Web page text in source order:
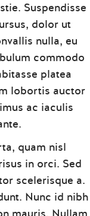
Suspendisse
dolor ut
nulla, eu
commodo
platea
lobortis auctor
ac iaculis
quam nisl
in orci. Sed
scelerisque a.
Nunc id nibh